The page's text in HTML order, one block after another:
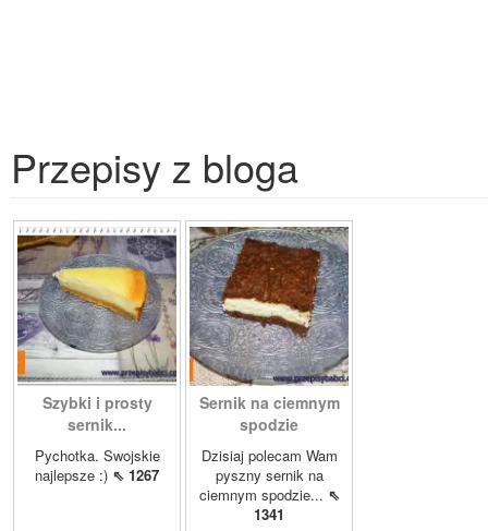
Przepisy z bloga
Szybki i prosty
sernik...
Pychotka. Swojskie
najlepsze :) ⇖ 1267
Sernik na ciemnym
spodzie
Dzisiaj polecam Wam
pyszny sernik na
ciemnym spodzie... ⇖
1341